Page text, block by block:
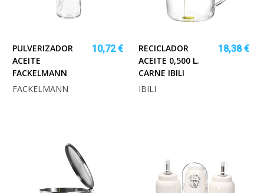
PULVERIZADOR
ACEITE
FACKELMANN
10,72 €
FACKELMANN
RECICLADOR
ACEITE 0,500 L.
CARNE IBILI
18,38 €
IBILI